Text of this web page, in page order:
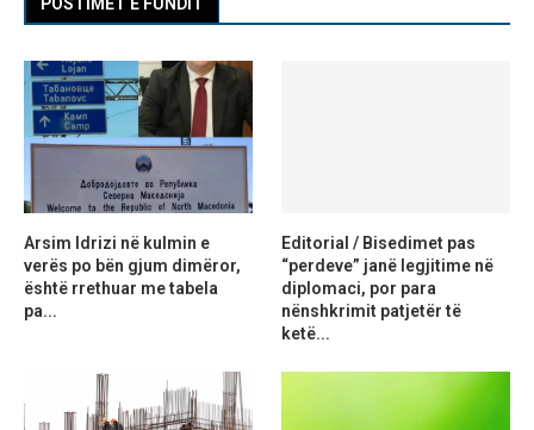
Arsim Idrizi në kulmin e
verës po bën gjum dimëror,
është rrethuar me tabela
pa...
Editorial / Bisedimet pas
“perdeve” janë legjitime në
diplomaci, por para
nënshkrimit patjetër të
ketë...